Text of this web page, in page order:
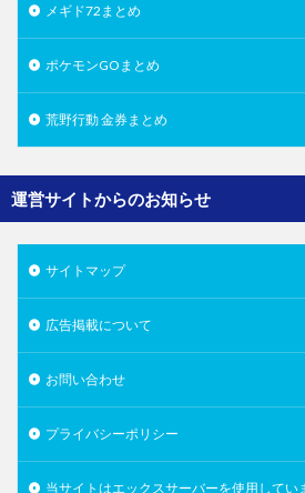
メギド72まとめ
ポケモンGOまとめ
荒野行動 金券まとめ
運営サイトからのお知らせ
サイトマップ
広告掲載について
お問い合わせ
プライバシーポリシー
当サイトはエックスサーバーを使用してい